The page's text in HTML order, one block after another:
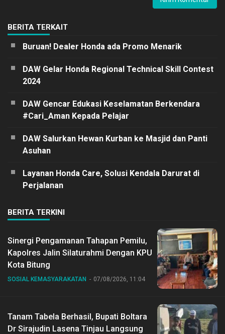
BERITA TERKAIT
Buruan! Dealer Honda ada Promo Menarik
DAW Gelar Honda Regional Technical Skill Contest
2024
DAW Gencar Edukasi Keselamatan Berkendara
#Cari_Aman Kepada Pelajar
DAW Salurkan Hewan Kurban ke Masjid dan Panti
Asuhan
Layanan Honda Care, Solusi Kendala Darurat di
Perjalanan
BERITA TERKINI
Sinergi Pengamanan Tahapan Pemilu,
Kapolres Jalin Silaturahmi Dengan KPU
Kota Bitung
SOSIAL KEMASYARAKATAN 07/08/2026, 11:04
Tanam Tabela Berhasil, Bupati Boltara
Dr Sirajudin Lasena Tinjau Langsung